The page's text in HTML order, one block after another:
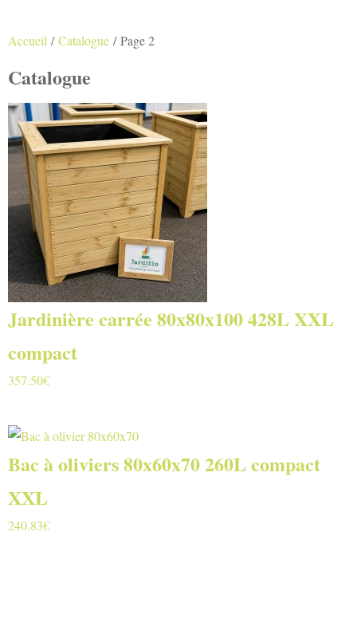
Accueil /Catalogue / Page 2
Catalogue
Jardinière carrée 80x80x100 428L XXL
compact
357.50€
Bac à oliviers 80x60x70 260L compact
XXL
240.83€